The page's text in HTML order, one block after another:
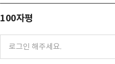
100자평